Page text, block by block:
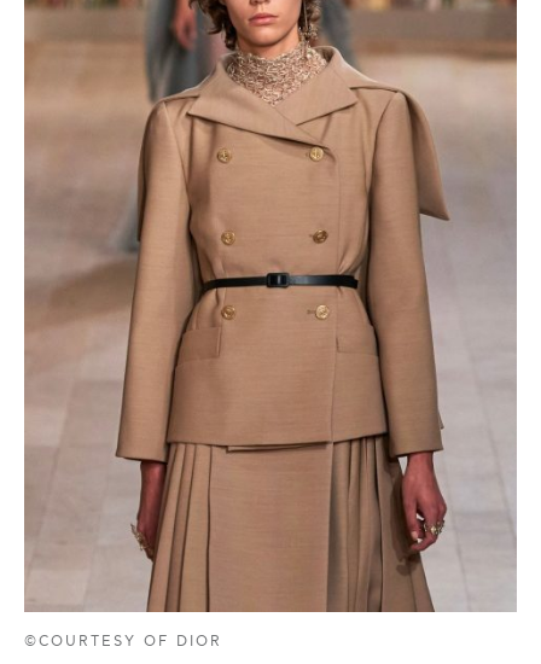
©COURTESY OF DIOR